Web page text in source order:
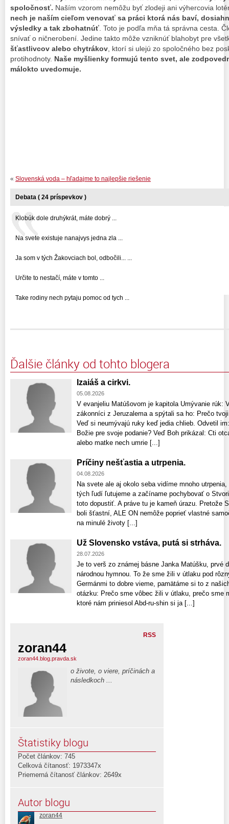
spoločnosť. Naším vzorom nemôžu byť zlodeji ani výhercovia
nech je naším cieľom venovať sa práci ktorá nás baví,
výsledky a tak zbohatnúť. Toto je podľa mňa tá správna cesta.
snívať o ničnerobení. Jedine takto môže vzniknúť blahobyt pre
šťastlivcov alebo chytrákov, ktorí si ulejú zo spoločného bez
protihodnoty. Naše myšlienky formujú tento svet, ale
málokto uvedomuje.
« Slovenská voda – hľadajme to najlepšie riešenie
Debata ( 24 príspevkov )
Klobúk dole druhýkrát, máte dobrý ...
Na svete existuje nanajvys jedna zla ...
Ja som v tých Žakovciach bol, odbočili... ...
Určite to nestačí, máte v tomto ...
Take rodiny nech pytaju pomoc od tych ...
Ďalšie články od tohto blogera
Izaiáš a cirkvi.
05.08.2026
V evanjeliu Matúšovom je kapitola Umývanie rúk:
zákonníci z Jeruzalema a spýtali sa ho: Prečo
Veď si neumývajú ruky keď jedia chlieb. Odvetil
Božie pre svoje podanie? Veď Boh prikázal: Cti
alebo matke nech umrie [...]
Príčiny nešťastia a utrpenia.
04.08.2026
Na svete ale aj okolo seba vidíme mnoho
tých ľudí ľutujeme a začíname pochybovať o
toto dopustiť. A práve tu je kameň úrazu. Pretože
boli šťastní, ALE ON nemôže poprieť vlastné
na minulé životy [...]
Už Slovensko vstáva, putá si strháva.
28.07.2026
Je to verš zo známej básne Janka Matúšku, prvé
národnou hymnou. To že sme žili v útlaku pod
Germánmi to dobre vieme, pamätáme si to z
otázku: Prečo sme vôbec žili v útlaku, prečo sme
ktoré nám priniesol Abd-ru-shin si ja [...]
RSS
zoran44
zoran44.blog.pravda.sk
o živote, o viere, príčinách a
následkoch ...
Štatistiky blogu
Počet článkov: 745
Celková čítanosť: 1973347x
Priemerná čítanosť článkov: 2649x
Autor blogu
zoran44